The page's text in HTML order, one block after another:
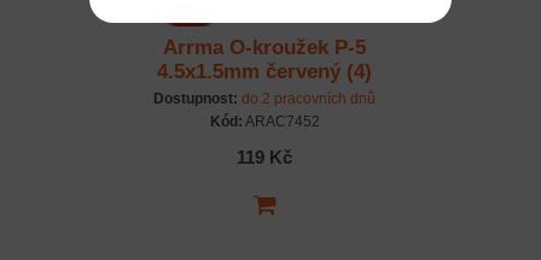
Arrma O-kroužek P-5
4.5x1.5mm červený (4)
Dostupnost: do 2 pracovních dnů
Kód: ARAC7452
119 Kč